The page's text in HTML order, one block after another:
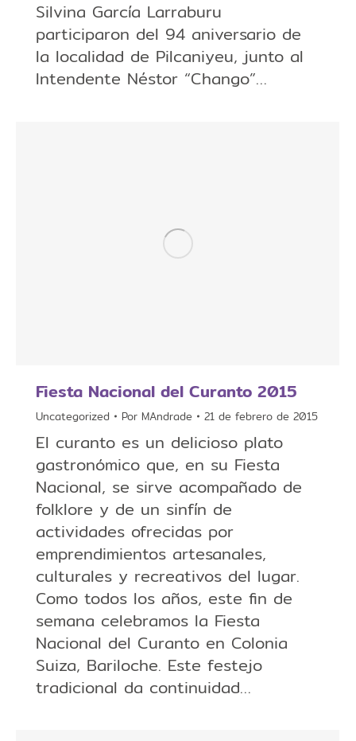
Silvina García Larraburu
participaron del 94 aniversario de
la localidad de Pilcaniyeu, junto al
Intendente Néstor “Chango”…
Fiesta Nacional del Curanto 2015
Uncategorized Por MAndrade 21 de febrero de 2015
El curanto es un delicioso plato
gastronómico que, en su Fiesta
Nacional, se sirve acompañado de
folklore y de un sinfín de
actividades ofrecidas por
emprendimientos artesanales,
culturales y recreativos del lugar.
Como todos los años, este fin de
semana celebramos la Fiesta
Nacional del Curanto en Colonia
Suiza, Bariloche. Este festejo
tradicional da continuidad…